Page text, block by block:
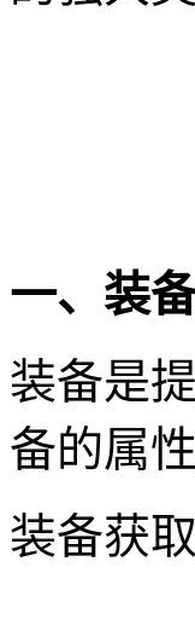
一、装
装备是
备的属
装备获取